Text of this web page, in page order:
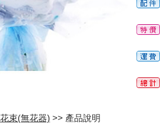
束(無花器) >> 產品說明